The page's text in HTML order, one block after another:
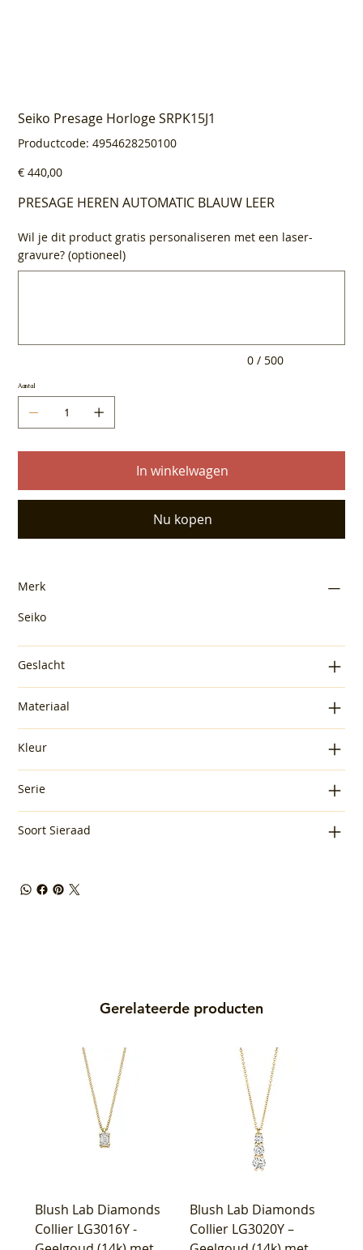
Seiko Presage Horloge SRPK15J1
Productcode:
Productcode
4954628250100
4954628250100
Prijs
€ 440,00
PRESAGE HEREN AUTOMATIC BLAUW LEER
Wil je dit product gratis personaliseren met een laser-
gravure? (optioneel)
0 / 500
Aantal
In winkelwagen
Nu kopen
Merk
Seiko
Geslacht
Materiaal
Kleur
Serie
Soort Sieraad
Gerelateerde producten
Blush Lab Diamonds
Collier LG3016Y -
Blush Lab Diamonds
Collier LG3020Y –